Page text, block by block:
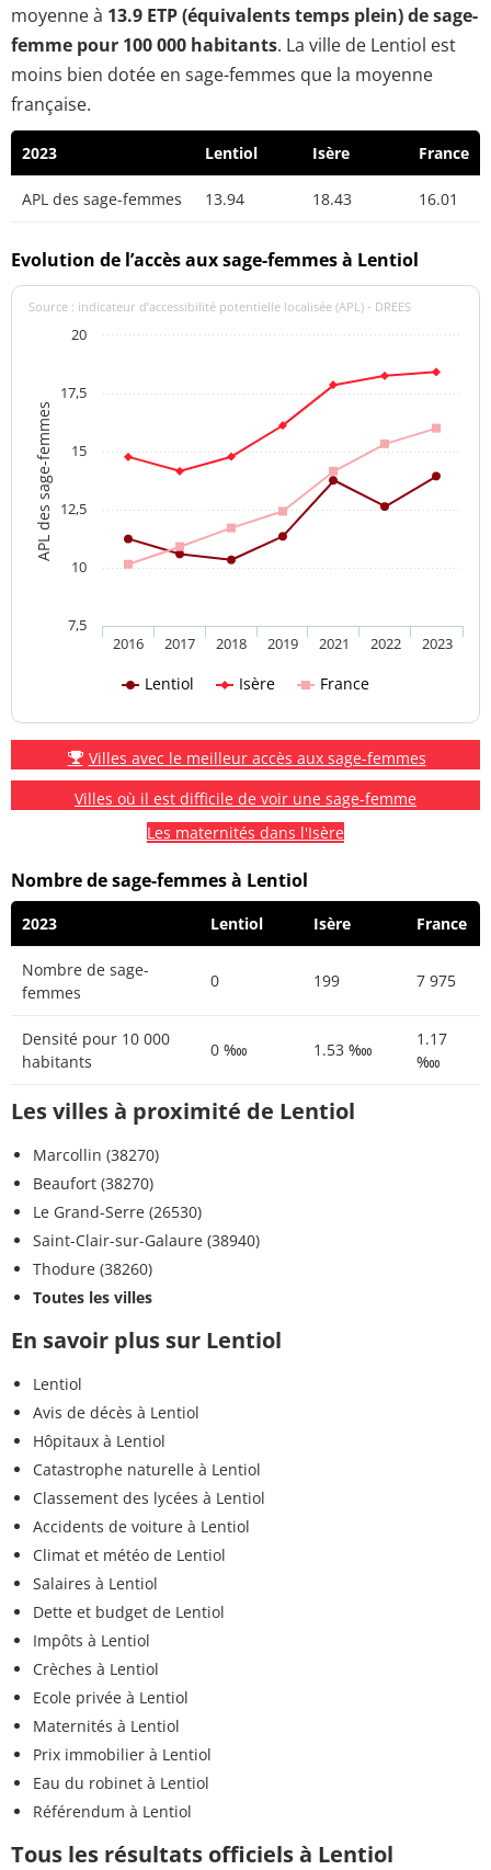
moyenne à 13.9 ETP (équivalents temps plein) de sage-
femme pour 100 000 habitants. La ville de Lentiol est
moins bien dotée en sage-femmes que la moyenne
française.
2023 Lentiol Isère France
APL des sage-femmes 13.94 18.43 16.01
Evolution de l’accès aux sage-femmes à Lentiol
APL des sage-femmes
Source : indicateur d’accessibilité potentielle localisée (APL) - DREES
Lentiol Isère France
2016 2017 2018 2019 2021 2022 2023
7,5
10
12,5
15
17,5
20
Villes avec le meilleur accès aux sage-femmes
Villes où il est difficile de voir une sage-femme
Les maternités dans l'Isère
Nombre de sage-femmes à Lentiol
2023 Lentiol Isère France
Nombre de sage-
femmes
0 199 7 975
Densité pour 10 000
habitants
0 ‱ 1.53 ‱
1.17
‱
Les villes à proximité de Lentiol
Marcollin (38270)
Beaufort (38270)
Le Grand-Serre (26530)
Saint-Clair-sur-Galaure (38940)
Thodure (38260)
Toutes les villes
En savoir plus sur Lentiol
Lentiol
Avis de décès à Lentiol
Hôpitaux à Lentiol
Catastrophe naturelle à Lentiol
Classement des lycées à Lentiol
Accidents de voiture à Lentiol
Climat et météo de Lentiol
Salaires à Lentiol
Dette et budget de Lentiol
Impôts à Lentiol
Crèches à Lentiol
Ecole privée à Lentiol
Maternités à Lentiol
Prix immobilier à Lentiol
Eau du robinet à Lentiol
Référendum à Lentiol
Tous les résultats officiels à Lentiol